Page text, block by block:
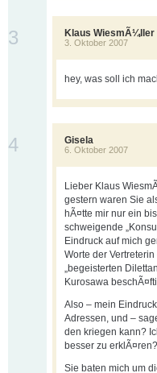
Klaus WiesmÃ¼ller
3. Oktober 2007
3
hey, was soll ich
Gisela
6. Oktober 2007
4
Lieber Klaus
gestern waren Sie
hÃ¤tte mir nur ein
schweigende
Eindruck auf mich
Worte der
„begeisterten
Kurosawa
Also – mein
Adressen, und –
den kriegen kann?
besser zu erklÃ¤ren?
Sie baten mich um